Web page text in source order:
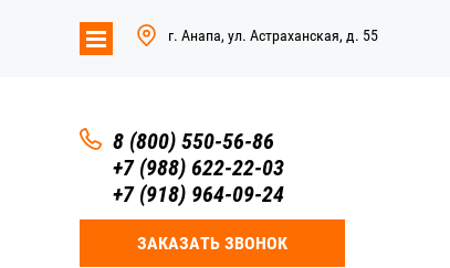
г. Анапа, ул. Астраханская, д. 55
8 (800) 550-56-86
+7 (988) 622-22-03
+7 (918) 964-09-24
ЗАКАЗАТЬ ЗВОНОК